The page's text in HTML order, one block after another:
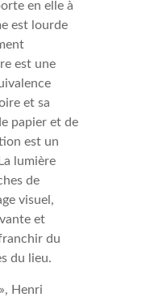
en elle à
est lourde
est une
et sa
papier et de
est un
lumière
de
visuel,
et
du
du lieu.
Henri